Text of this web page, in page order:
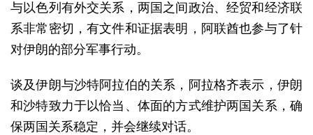
与以色列有外交关系，两国之间政治、经贸和经济联
系非常密切，有文件和证据表明，阿联酋也参与了针
对伊朗的部分军事行动。
谈及伊朗与沙特阿拉伯的关系，阿拉格齐表示，伊朗
和沙特致力于以恰当、体面的方式维护两国关系，确
保两国关系稳定，并会继续对话。